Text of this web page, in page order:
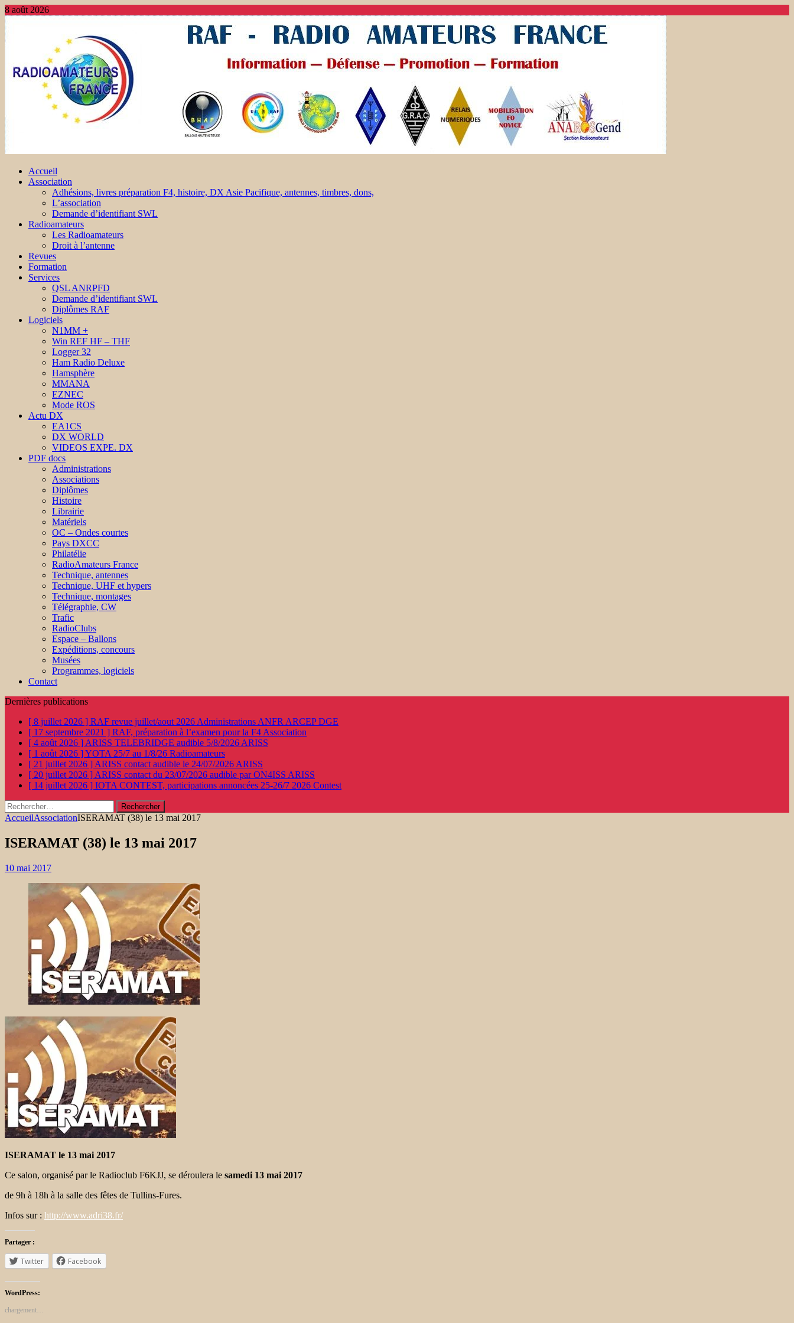
8 août 2026
Accueil
Association
Adhésions, livres préparation F4, histoire, DX Asie Pacifique, antennes, timbres, dons,
L’association
Demande d’identifiant SWL
Radioamateurs
Les Radioamateurs
Droit à l’antenne
Revues
Formation
Services
QSL ANRPFD
Demande d’identifiant SWL
Diplômes RAF
Logiciels
N1MM +
Win REF HF – THF
Logger 32
Ham Radio Deluxe
Hamsphère
MMANA
EZNEC
Mode ROS
Actu DX
EA1CS
DX WORLD
VIDEOS EXPE. DX
PDF docs
Administrations
Associations
Diplômes
Histoire
Librairie
Matériels
OC – Ondes courtes
Pays DXCC
Philatélie
RadioAmateurs France
Technique, antennes
Technique, UHF et hypers
Technique, montages
Télégraphie, CW
Trafic
RadioClubs
Espace – Ballons
Expéditions, concours
Musées
Programmes, logiciels
Contact
Dernières publications
[ 8 juillet 2026 ] RAF revue juillet/aout 2026 Administrations ANFR ARCEP DGE
[ 17 septembre 2021 ] RAF, préparation à l’examen pour la F4 Association
[ 4 août 2026 ] ARISS TELEBRIDGE audible 5/8/2026 ARISS
[ 1 août 2026 ]YOTA 25/7 au 1/8/26 Radioamateurs
[ 21 juillet 2026 ] ARISS contact audible le 24/07/2026 ARISS
[ 20 juillet 2026 ] ARISS contact du 23/07/2026 audible par ON4ISS ARISS
[ 14 juillet 2026 ] IOTA CONTEST, participations annoncées 25-26/7 2026 Contest
Rechercher :
AccueilAssociationISERAMAT (38) le 13 mai 2017
ISERAMAT (38) le 13 mai 2017
10 mai 2017
ISERAMAT le 13 mai 2017
Ce salon, organisé par le Radioclub F6KJJ, se déroulera le samedi 13 mai 2017
de 9h à 18h à la salle des fêtes de Tullins-Fures.
Infos sur : http://www.adri38.fr/
Partager :
Twitter Facebook
WordPress:
chargement…